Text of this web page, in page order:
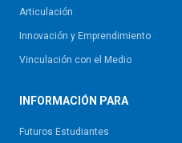
Articulación
Innovación y Emprendimiento
Vinculación con el Medio
INFORMACIÓN PARA
Futuros Estudiantes